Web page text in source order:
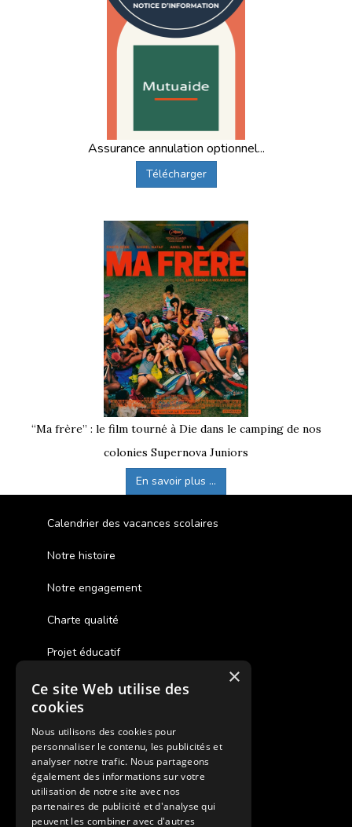
Assurance annulation optionnel...
Télécharger
“Ma frère” : le film tourné à Die dans le camping de nos
colonies Supernova Juniors
En savoir plus ...
Calendrier des vacances scolaires
Notre histoire
Notre engagement
Charte qualité
Projet éducatif
Des colonies de vacances inclusives
Assurances annulations
Aides financières pour partir en colonie
Charte de confidentialité
Vacances Adaptées Adulte Supernova
×
Ce site Web utilise des
cookies
Nous utilisons des cookies pour
personnaliser le contenu, les publicités et
analyser notre trafic. Nous partageons
également des informations sur votre
utilisation de notre site avec nos
partenaires de publicité et d'analyse qui
peuvent les combiner avec d'autres